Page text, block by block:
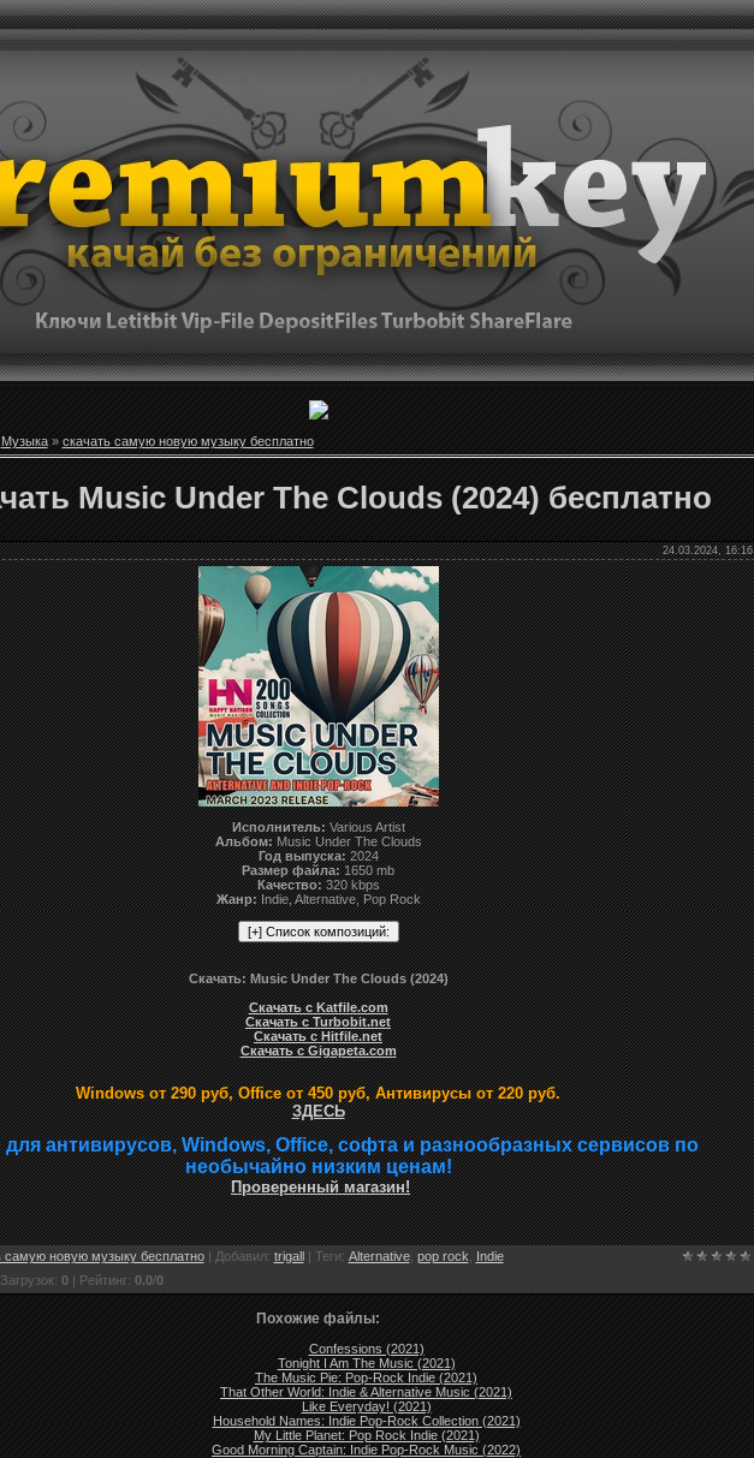
Музыка» скачать самую новую музыку бесплатно
Music Under The Clouds (2024) бесплатно
24.03.2024, 16:16
Исполнитель:Various Artist
Альбом:Music Under The Clouds
Год выпуска:2024
Размер файла:1650 mb
Качество:320 kbps
Жанр:Indie, Alternative, Pop Rock
Скачать: Music Under The Clouds (2024)
Скачать с Katfile.com
Скачать с Turbobit.net
Скачать с Hitfile.net
Скачать с Gigapeta.com
Windows от 290 руб, Office от 450 руб, Антивирусы от 220 руб.
ЗДЕСЬ
антивирусов, Windows, Office, софта и разнообразных сервисов по
необычайно низким ценам!
Проверенный магазин!
самую новую музыку бесплатно| Добавил: trigall| Теги: Alternative, pop rock
Indie
Загрузок: 0| Рейтинг: 0.0/0
Похожие файлы:
Confessions (2021)
Tonight I Am The Music (2021)
The Music Pie: Pop-Rock Indie (2021)
That Other World: Indie & Alternative Music (2021)
Like Everyday! (2021)
Household Names: Indie Pop-Rock Collection (2021)
My Little Planet: Pop Rock Indie (2021)
Good Morning Captain: Indie Pop-Rock Music (2022)